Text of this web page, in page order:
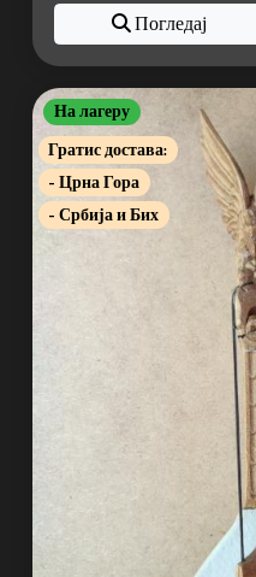
Погледај
На лагеру
Гратис достава:
- Црна Гора
- Србија и Бих